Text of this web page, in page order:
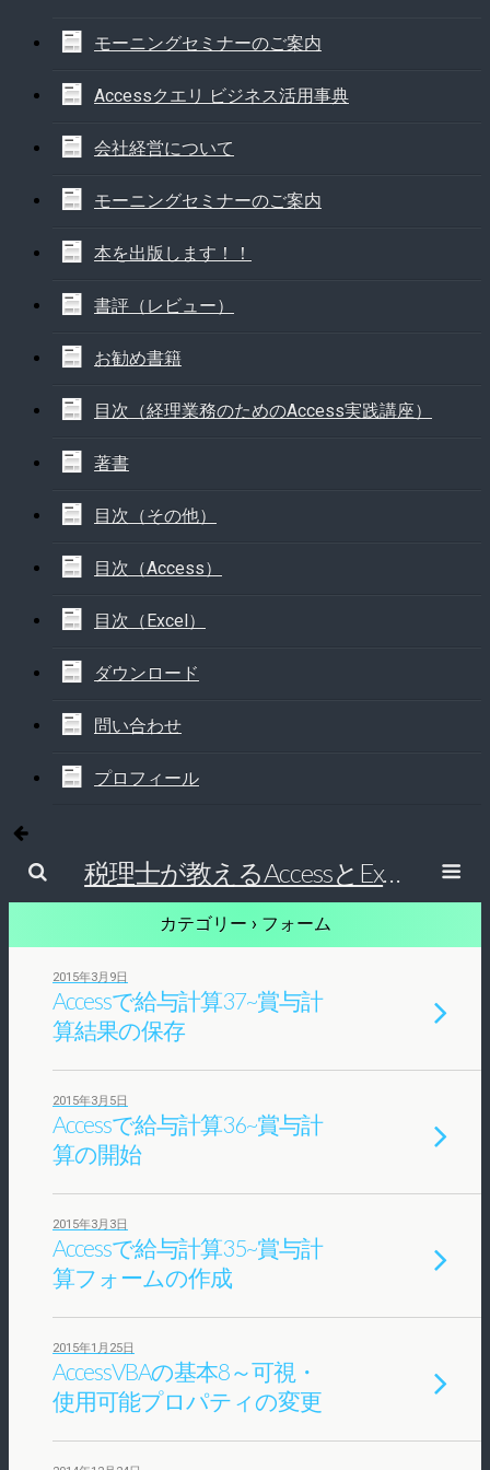
モーニングセミナーのご案内
Accessクエリ ビジネス活用事典
会社経営について
モーニングセミナーのご案内
本を出版します！！
書評（レビュー）
お勧め書籍
目次（経理業務のためのAccess実践講座）
著書
目次（その他）
目次（Access）
目次（Excel）
ダウンロード
問い合わせ
プロフィール
税理士が教えるAccessとExcelで経理の仕事を効率的にする方法
カテゴリー › フォーム
2015年3月9日
Accessで給与計算37~賞与計
算結果の保存
2015年3月5日
Accessで給与計算36~賞与計
算の開始
2015年3月3日
Accessで給与計算35~賞与計
算フォームの作成
2015年1月25日
AccessVBAの基本8～可視・
使用可能プロパティの変更